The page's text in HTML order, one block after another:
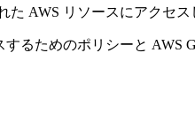
AWS リソースにアクセス
るためのポリシーと AWS